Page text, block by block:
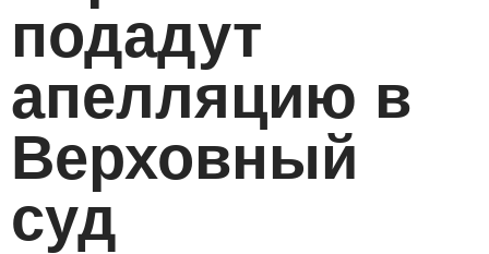
подадут
апелляцию в
Верховный
суд